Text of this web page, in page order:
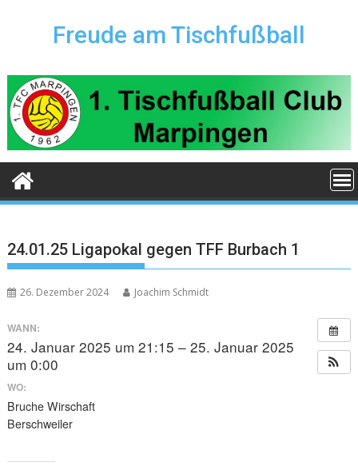
Freude am Tischfußball
24.01.25 Ligapokal gegen TFF Burbach 1
26. Dezember 2024 Joachim Schmidt
WANN:
24. Januar 2025 um 21:15 – 25. Januar 2025
um 0:00
WO:
Bruche Wirschaft
Berschweiler